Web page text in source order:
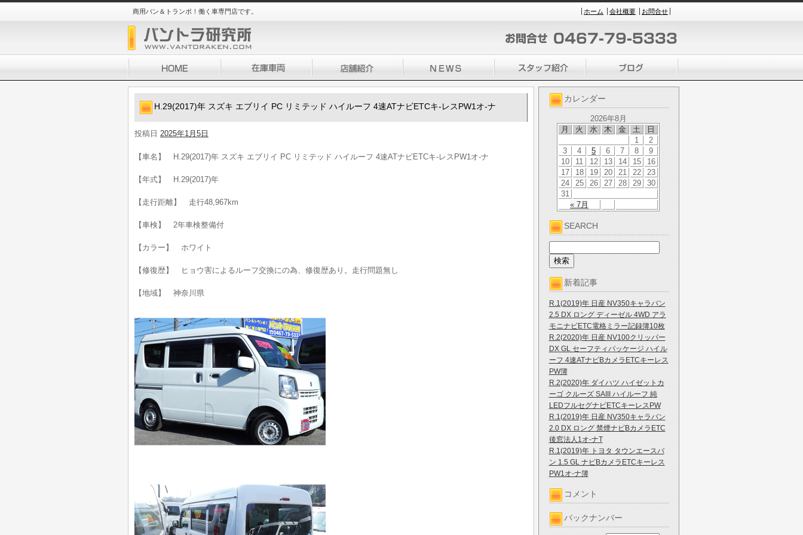
商用バン＆トランポ！働く車専門店です。 ホーム 会社概要 お問合せ
カレンダー
2026年8月
月
火 水 木 金 土 日
« 7月
1
2
3
4 5 6 7 8
9
10
11 12 13 14 15
16
17
18 19 20 21 22
23
24
25 26 27 28 29
30
31
SEARCH
新着記事
R.1(2019)年 日産 NV350キャラバン
2.5 DX ロング ディーゼル 4WD アラ
モニナビETC電格ミラー記録簿10枚
R.2(2020)年 日産 NV100クリッパー
DX GL セーフティパッケージ ハイル
ーフ 4速ATナビBカメラETCキーレス
PW簿
R.2(2020)年 ダイハツ ハイゼットカ
ーゴ クルーズ SAIII ハイルーフ 純
LEDフルセグナビETCキーレスPW
R.1(2019)年 日産 NV350キャラバン
2.0 DX ロング 禁煙ナビBカメラETC
後窓法人1オ-ナT
R.1(2019)年 トヨタ タウンエースバ
ン 1.5 GL ナビBカメラETCキーレス
PW1オ-ナ簿
コメント
バックナンバー
H.29(2017)年 スズキ エブリイ PC リミテッド ハイルーフ 4速ATナビETCキ-レスPW1オ-ナ
投稿日 2025年1月5日
【車名】 H.29(2017)年 スズキ エブリイ PC リミテッド ハイルーフ 4速ATナビETCキ-レスPW1オ-ナ
【年式】 H.29(2017)年
【走行距離】 走行48,967km
【車検】 2年車検整備付
【カラー】 ホワイト
【修復歴】 ヒョウ害によるルーフ交換にの為、修復歴あり。走行問題無し
【地域】 神奈川県